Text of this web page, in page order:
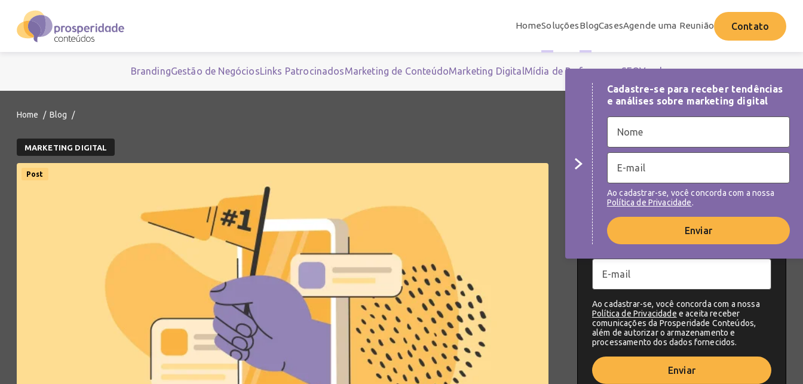
HomeSoluçõesBlogCasesAgende uma Reunião Contato
BrandingGestão de NegóciosLinks PatrocinadosMarketing de ConteúdoMarketing DigitalMídia de PerformanceSEOVendas
Cadastre-se para receber tendências
e análises sobre marketing digital
Ao cadastrar-se, você concorda com a nossa
Política de Privacidade.
Enviar
Home Blog
MARKETING DIGITAL
Post
NEWSLETTER
Cadastre-se para receber tendências e
análises sobre as melhores práticas de
marketing digital
Ao cadastrar-se, você concorda com a nossa
Política de Privacidade e aceita receber
comunicações da Prosperidade Conteúdos,
além de autorizar o armazenamento e
processamento dos dados fornecidos.
Enviar